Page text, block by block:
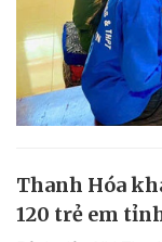
Thanh Hóa
120 trẻ em